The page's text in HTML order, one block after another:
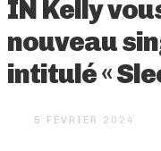
IN Kelly
nouveau
intitulé «
5 FÉVRIER 2024